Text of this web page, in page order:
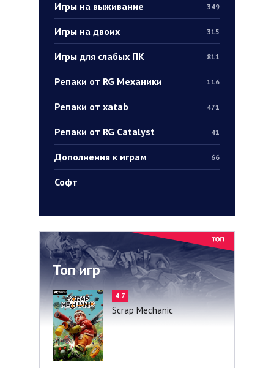
Игры на выживание 349
Игры на двоих 315
Игры для слабых ПК 811
Репаки от RG Механики 116
Репаки от xatab 471
Репаки от RG Catalyst 41
Дополнения к играм 66
Софт
Топ игр
4.7
Scrap Mechanic